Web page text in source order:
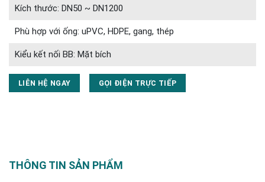
Kích thước: DN50 ~ DN1200
Phù hợp với ống: uPVC, HDPE, gang, thép
Kiểu kết nối BB: Mặt bích
LIÊN HỆ NGAY GỌI ĐIỆN TRỰC TIẾP
THÔNG TIN SẢN PHẨM